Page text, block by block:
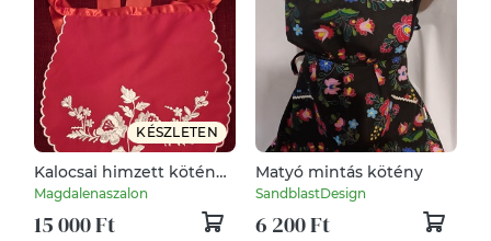
KÉSZLETEN
Kalocsai himzett kötény
eladó.
Magdalenaszalon
15 000 Ft
Matyó mintás kötény
SandblastDesign
6 200 Ft